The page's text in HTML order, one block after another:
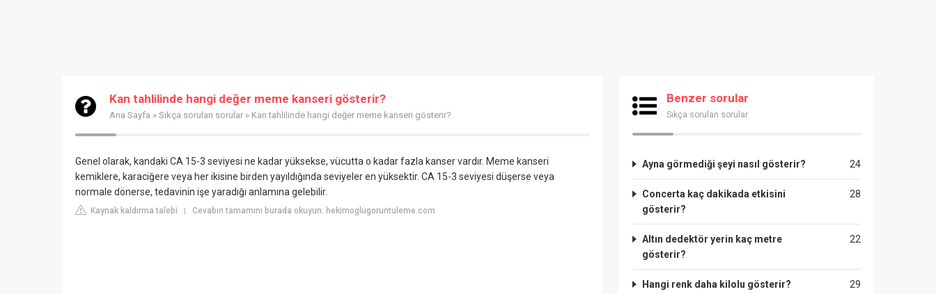
Kan tahlilinde hangi değer meme kanseri gösterir?
Ana Sayfa » Sıkça sorulan sorular » Kan tahlilinde hangi değer meme kanseri gösterir?
Genel olarak, kandaki CA 15-3 seviyesi ne kadar yüksekse, vücutta o kadar fazla kanser vardır. Meme kanseri
kemiklere, karaciğere veya her ikisine birden yayıldığında seviyeler en yüksektir. CA 15-3 seviyesi düşerse veya
normale dönerse, tedavinin işe yaradığı anlamına gelebilir.
Kaynak kaldırma talebi | Cevabın tamamını burada okuyun: hekimoglugoruntuleme.com
Benzer sorular
Sıkça sorulan sorular
24
Ayna görmediği şeyi nasıl gösterir?
28
Concerta kaç dakikada etkisini
gösterir?
22
Altın dedektör yerin kaç metre
gösterir?
29
Hangi renk daha kilolu gösterir?